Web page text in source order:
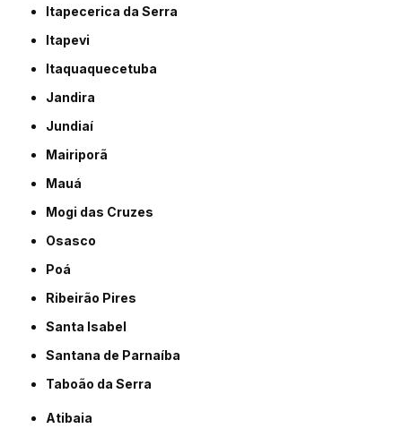
Itapecerica da Serra
Itapevi
Itaquaquecetuba
Jandira
Jundiaí
Mairiporã
Mauá
Mogi das Cruzes
Osasco
Poá
Ribeirão Pires
Santa Isabel
Santana de Parnaíba
Taboão da Serra
Atibaia